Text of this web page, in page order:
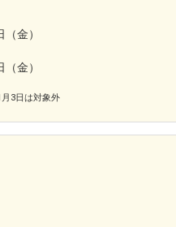
金）
金）
3日は対象外